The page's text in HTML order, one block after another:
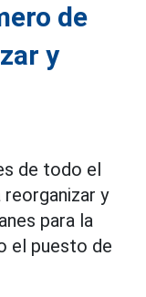
de
y
de todo el
reorganizar y
para la
el puesto de